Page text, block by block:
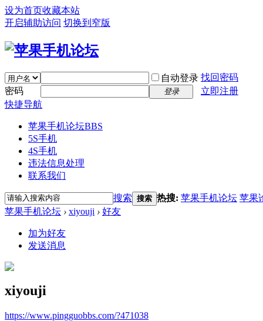
设为首页收藏本站
开启辅助访问 切换到窄版
自动登录 找回密码
密码
登录
立即注册
快捷导航
苹果手机论坛BBS
5S手机
4S手机
违法信息处理
联系我们
搜索 搜索 热搜: 苹果手机论坛 苹果
苹果手机论坛 › xiyouji › 好友
加为好友
发送消息
xiyouji
https://www.pingguobbs.com/?471038